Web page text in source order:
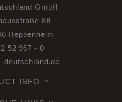
GmbH
8B
Heppenheim
52 967 - 0
deutschland.de
INFO